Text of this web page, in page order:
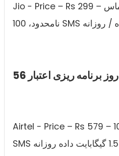
Jio - Price – Rs 299 – مزایای نامحدود – تماس
56 روز برنامه ریزی اعتبار
Airtel - Price – Rs 579 – مزایای نامحدود – 100